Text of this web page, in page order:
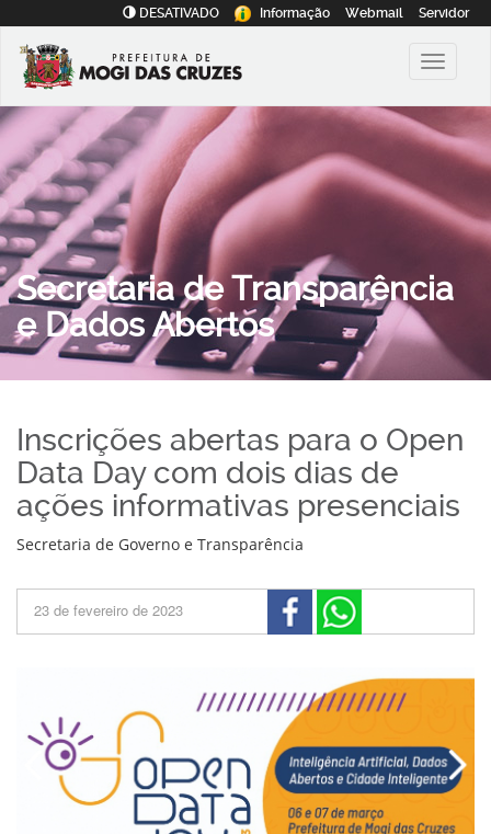
DESATIVADO Informação Webmail Servidor
Secretaria de Transparência
e Dados Abertos
Inscrições abertas para o Open
Data Day com dois dias de
ações informativas presenciais
Secretaria de Governo e Transparência
23 de fevereiro de 2023